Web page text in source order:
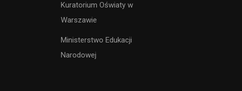
Kuratorium Oświaty w
Warszawie
Ministerstwo Edukacji
Narodowej